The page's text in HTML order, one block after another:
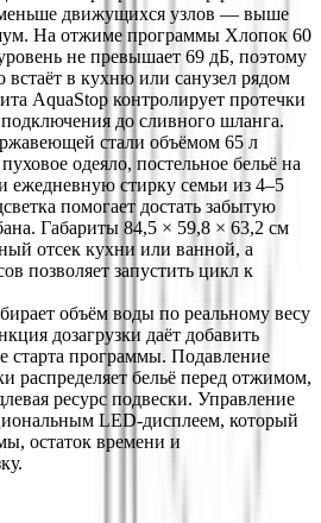
меньше движущихся узлов — выше
На отжиме программы Хлопок 60
не превышает 69 дБ, поэтому
в кухню или санузел рядом
AquaStop контролирует протечки
до сливного шланга.
стали объёмом 65 л
одеяло, постельное бельё на
ежедневную стирку семьи из 4–5
помогает достать забытую
Габариты 84,5 × 59,8 × 63,2 см
отсек кухни или ванной, а
позволяет запустить цикл к
объём воды по реальному весу
дозагрузки даёт добавить
старта программы. Подавление
распределяет бельё перед отжимом,
ресурс подвески. Управление
LED-дисплеем, который
остаток времени и